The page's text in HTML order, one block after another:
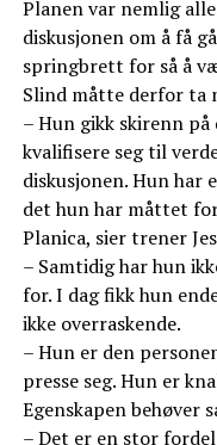
Planen var nemlig
diskusjonen om å få
springbrett for så å
Slind måtte derfor ta
– Hun gikk skirenn
kvalifisere seg til
diskusjonen. Hun har
det hun har måttet
Planica, sier trener
– Samtidig har hun
for. I dag fikk hun
ikke overraskende.
– Hun er den
presse seg. Hun er
Egenskapen behøver
– Det er en stor